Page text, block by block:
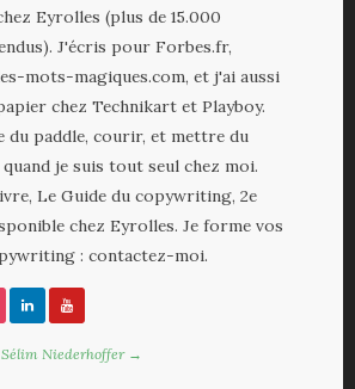
Eyrolles (plus de 15.000
J'écris pour Forbes.fr,
mots-magiques.com, et j'ai aussi
chez Technikart et Playboy.
du paddle, courir, et mettre du
je suis tout seul chez moi.
Le Guide du copywriting, 2e
chez Eyrolles. Je forme vos
: contactez-moi.
Sélim Niederhoffer →